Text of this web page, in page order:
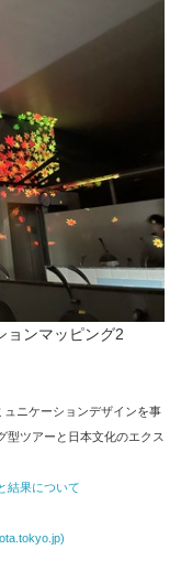
ンマッピング2
ニケーションデザインを事
型ツアーと日本文化のエクス
結果について